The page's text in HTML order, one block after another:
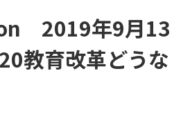
2019年9月13
教育改革どうな